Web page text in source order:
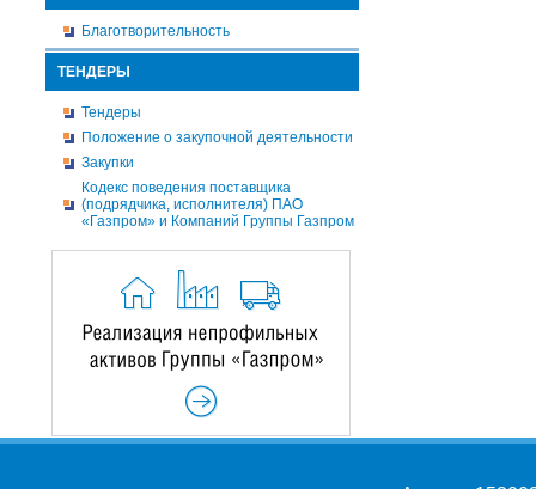
Благотворительность
ТЕНДЕРЫ
Тендеры
Положение о закупочной деятельности
Закупки
Кодекс поведения поставщика
(подрядчика, исполнителя) ПАО
«Газпром» и Компаний Группы Газпром